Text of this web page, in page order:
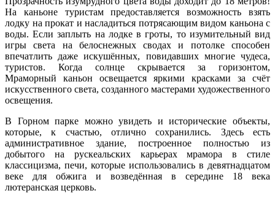
На каньоне туристам предоставляется возможность взять
лодку на прокат и насладиться потрясающим видом каньона с
воды. Если заплыть на лодке в гроты, то изумительный вид
игры света на белоснежных сводах и потолке способен
впечатлить даже искушённых, повидавших многие чудеса,
туристов. Когда солнце скрывается за горизонтом,
Мраморный каньон освещается яркими красками за счёт
искусственного света, созданного мастерами художественного
освещения.
В Горном парке можно увидеть и исторические объекты,
которые, к счастью, отлично сохранились. Здесь есть
административное здание, построенное полностью из
добытого на рускеальских карьерах мрамора в стиле
классицизма, печи, которые использовались в девятнадцатом
веке для обжига и возведённая в середине 18 века
лютеранская церковь.